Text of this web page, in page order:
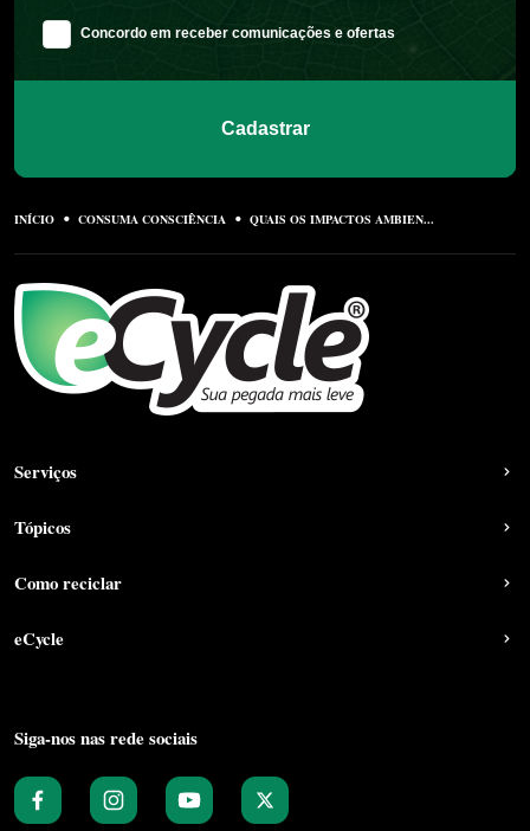
Concordo em receber comunicações e ofertas
Cadastrar
INÍCIO CONSUMA CONSCIÊNCIA QUAIS OS IMPACTOS AMBIEN...
Serviços
Tópicos
Como reciclar
eCycle
Siga-nos nas rede sociais